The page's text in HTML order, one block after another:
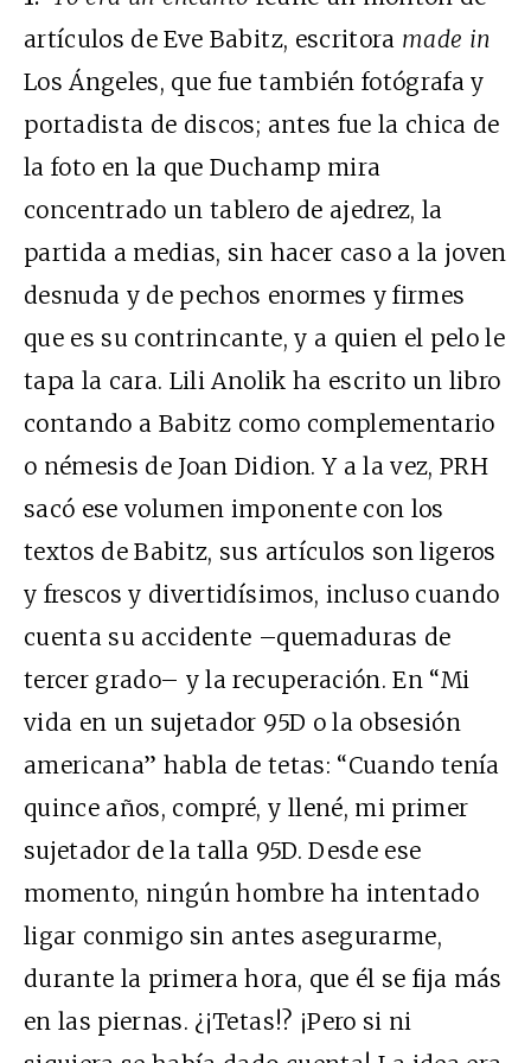
artículos de Eve Babitz, escritora made in
Los Ángeles, que fue también fotógrafa y
portadista de discos; antes fue la chica de
la foto en la que Duchamp mira
concentrado un tablero de ajedrez, la
partida a medias, sin hacer caso a la joven
desnuda y de pechos enormes y firmes
que es su contrincante, y a quien el pelo le
tapa la cara. Lili Anolik ha escrito un libro
contando a Babitz como complementario
o némesis de Joan Didion. Y a la vez, PRH
sacó ese volumen imponente con los
textos de Babitz, sus artículos son ligeros
y frescos y divertidísimos, incluso cuando
cuenta su accidente –quemaduras de
tercer grado– y la recuperación. En “Mi
vida en un sujetador 95D o la obsesión
americana” habla de tetas: “Cuando tenía
quince años, compré, y llené, mi primer
sujetador de la talla 95D. Desde ese
momento, ningún hombre ha intentado
ligar conmigo sin antes asegurarme,
durante la primera hora, que él se fija más
en las piernas. ¿¡Tetas!? ¡Pero si ni